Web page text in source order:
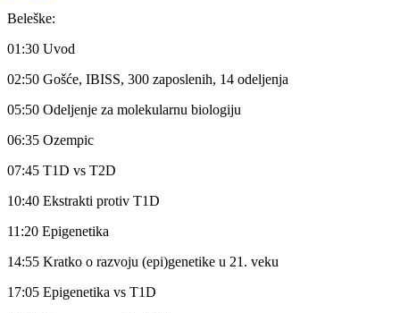
Beleške:
01:30 Uvod
02:50 Gošće, IBISS, 300 zaposlenih, 14 odeljenja
05:50 Odeljenje za molekularnu biologiju
06:35 Ozempic
07:45 T1D vs T2D
10:40 Ekstrakti protiv T1D
11:20 Epigenetika
14:55 Kratko o razvoju (epi)genetike u 21. veku
17:05 Epigenetika vs T1D